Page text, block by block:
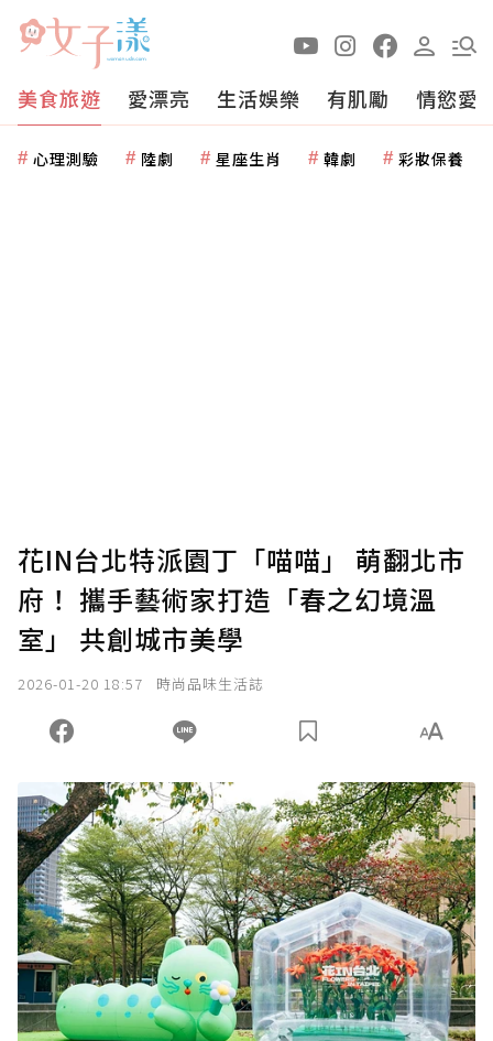
美食旅遊 愛漂亮 生活娛樂 有肌勵 情慾愛
心理測驗 陸劇 星座生肖 韓劇 彩妝保養
花IN台北特派園丁「喵喵」 萌翻北市
府！ 攜手藝術家打造「春之幻境溫
室」 共創城市美學
2026-01-20 18:57 時尚品味生活誌